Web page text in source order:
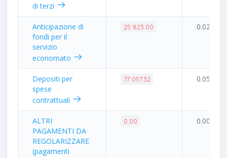
di terzi
Anticipazione di
fondi per il
servizio
economato
25˙823.00 0.02%
Depositi per
spese
contrattuali
77˙057.32 0.05%
ALTRI
PAGAMENTI DA
REGOLARIZZARE
(pagamenti
0.00 0.00%